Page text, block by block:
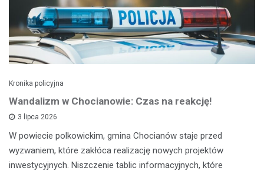
Kronika policyjna
Wandalizm w Chocianowie: Czas na reakcję!
3 lipca 2026
W powiecie polkowickim, gmina Chocianów staje przed
wyzwaniem, które zakłóca realizację nowych projektów
inwestycyjnych. Niszczenie tablic informacyjnych, które